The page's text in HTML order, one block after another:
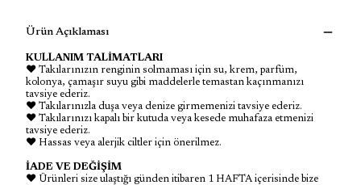
Ürün Açıklaması
KULLANIM TALİMATLARI
♥ Takılarınızın renginin solmaması için su, krem, parfüm,
kolonya, çamaşır suyu gibi maddelerle temastan kaçınmanızı
tavsiye ederiz.
♥ Takılarınızla duşa veya denize girmemenizi tavsiye ederiz.
♥ Takılarınızı kapalı bir kutuda veya kesede muhafaza etmenizi
tavsiye ederiz.
♥ Hassas veya alerjik ciltler için önerilmez.
İADE VE DEĞİŞİM
♥ Ürünleri size ulaştığı günden itibaren 1 HAFTA içerisinde bize